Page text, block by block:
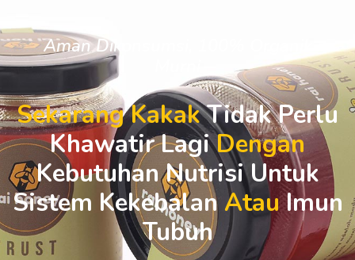
Aman Dikonsumsi, 100% Organik
Sekarang KakakTidak Perlu
Khawatir LagiDengan
Kebutuhan Nutrisi Untuk
Sistem KekebalanAtauImun
Tubuh